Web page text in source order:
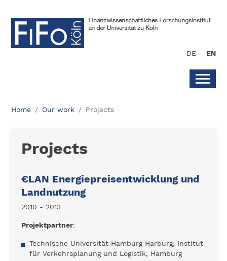
DE EN
Home Our work Projects
Projects
€LAN Energiepreisentwicklung und
Landnutzung
2010 - 2013
Projektpartner:
Technische Universität Hamburg Harburg, Institut
für Verkehrsplanung und Logistik, Hamburg